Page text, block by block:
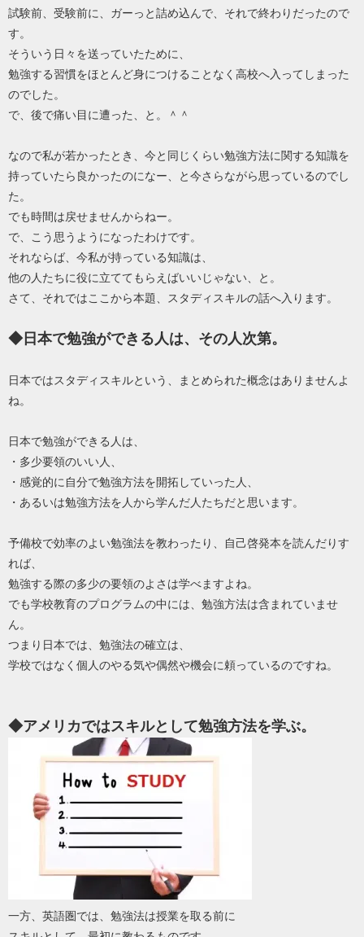
試験前、受験前に、ガーっと詰め込んで、それで終わりだったので
す。
そういう日々を送っていたために、
勉強する習慣をほとんど身につけることなく高校へ入ってしまった
のでした。
で、後で痛い目に遭った、と。＾＾
なので私が若かったとき、今と同じくらい勉強方法に関する知識を
持っていたら良かったのになー、と今さらながら思っているのでし
た。
でも時間は戻せませんからねー。
で、こう思うようになったわけです。
それならば、今私が持っている知識は、
他の人たちに役に立ててもらえばいいじゃない、と。
さて、それではここから本題、スタディスキルの話へ入ります。
◆日本で勉強ができる人は、その人次第。
日本ではスタディスキルという、まとめられた概念はありませんよ
ね。
日本で勉強ができる人は、
・多少要領のいい人、
・感覚的に自分で勉強方法を開拓していった人、
・あるいは勉強方法を人から学んだ人たちだと思います。
予備校で効率のよい勉強法を教わったり、自己啓発本を読んだりす
れば、
勉強する際の多少の要領のよさは学べますよね。
でも学校教育のプログラムの中には、勉強方法は含まれていませ
ん。
つまり日本では、勉強法の確立は、
学校ではなく個人のやる気や偶然や機会に頼っているのですね。
◆アメリカではスキルとして勉強方法を学ぶ。
一方、英語圏では、勉強法は授業を取る前に